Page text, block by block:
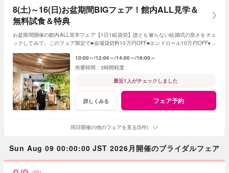
8(土)～16(日)お盆期間BIGフェア！館内ALL見学＆
無料試食＆特典
お盆期間開催の館内ALL見学フェア【1日1組貸切】誰とも被らない結婚式の良さをチェ
ックしてみて。このフェア限定で■会場貸切料10万円OFF■エンドロール10万円OFF■フ
10:00～ 12:00～ 14:00～ 16:00～
3時間程度
最近1人がチェックしました
詳しくみる フェア予約
同日開催の他のフェアを見る(5件)
Sun Aug 09 00:00:00 JST 2026月開催のブライダルフェア